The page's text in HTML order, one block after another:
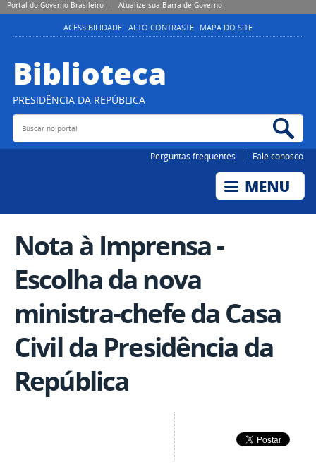
Portal do Governo Brasileiro Atualize sua Barra de Governo
ACESSIBILIDADE ALTO CONTRASTE MAPA DO SITE
Biblioteca
PRESIDÊNCIA DA REPÚBLICA
Buscar no portal
Perguntas frequentes Fale conosco
Nota à Imprensa -
Escolha da nova
ministra-chefe da Casa
Civil da Presidência da
República